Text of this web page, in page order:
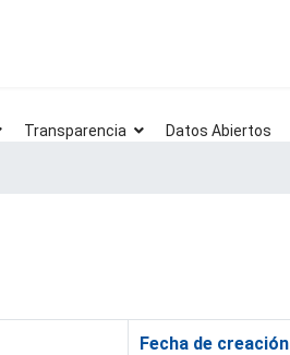
Transparencia Datos Abiertos
Fecha de creación